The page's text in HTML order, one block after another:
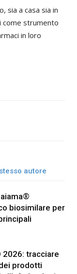
sia a casa sia in
come strumento
in loro
autore
biosimilare per
2026: tracciare
prodotti